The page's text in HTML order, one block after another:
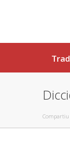
Compartiu